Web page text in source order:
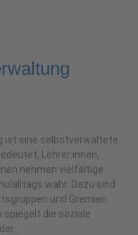
ist eine selbstverwaltete
Lehrer:innen,
nehmen vielfältige
wahr. Dazu sind
und Gremien
spiegelt die soziale